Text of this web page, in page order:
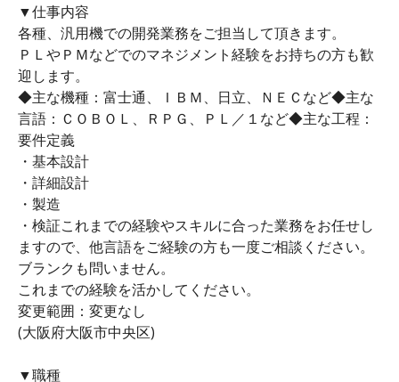
▼仕事内容
各種、汎用機での開発業務をご担当して頂きます。
ＰＬやＰＭなどでのマネジメント経験をお持ちの方も歓
迎します。
◆主な機種：富士通、ＩＢＭ、日立、ＮＥＣなど◆主な
言語：ＣＯＢＯＬ、ＲＰＧ、ＰＬ／１など◆主な工程：
要件定義
・基本設計
・詳細設計
・製造
・検証これまでの経験やスキルに合った業務をお任せし
ますので、他言語をご経験の方も一度ご相談ください。
ブランクも問いません。
これまでの経験を活かしてください。
変更範囲：変更なし
(大阪府大阪市中央区)
▼職種